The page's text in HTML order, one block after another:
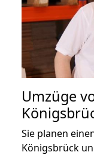
Umzüge
Sie planen
Königsbrück